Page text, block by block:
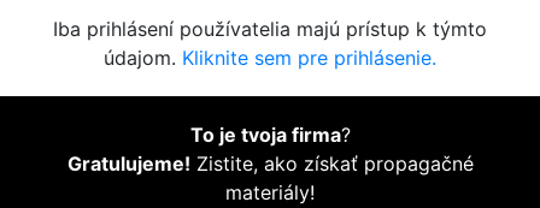
Iba prihlásení používatelia majú prístup k týmto
údajom. Kliknite sem pre prihlásenie.
To je tvoja firma?
Gratulujeme! Zistite, ako získať propagačné
materiály!